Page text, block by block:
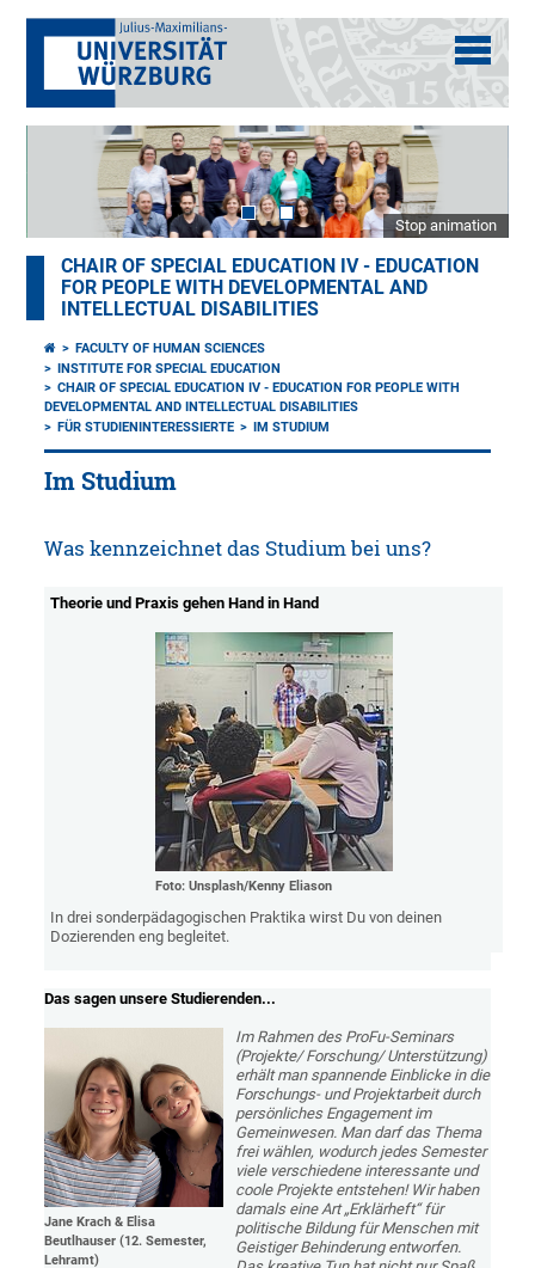
Stop animation
CHAIR OF SPECIAL EDUCATION IV - EDUCATION
FOR PEOPLE WITH DEVELOPMENTAL AND
INTELLECTUAL DISABILITIES
FACULTY OF HUMAN SCIENCES
INSTITUTE FOR SPECIAL EDUCATION
CHAIR OF SPECIAL EDUCATION IV - EDUCATION FOR PEOPLE WITH
DEVELOPMENTAL AND INTELLECTUAL DISABILITIES
FÜR STUDIENINTERESSIERTE
IM STUDIUM
Im Studium
Was kennzeichnet das Studium bei uns?
Theorie und Praxis gehen Hand in Hand
Foto: Unsplash/Kenny Eliason
In drei sonderpädagogischen Praktika wirst Du von deinen
Dozierenden eng begleitet.
Das sagen unsere Studierenden...
Jane Krach & Elisa
Beutlhauser (12. Semester,
Lehramt)
Im Rahmen des ProFu-Seminars
(Projekte/ Forschung/ Unterstützung)
erhält man spannende Einblicke in die
Forschungs- und Projektarbeit durch
persönliches Engagement im
Gemeinwesen. Man darf das Thema
frei wählen, wodurch jedes Semester
viele verschiedene interessante und
coole Projekte entstehen! Wir haben
damals eine Art „Erklärheft“ für
politische Bildung für Menschen mit
Geistiger Behinderung entworfen.